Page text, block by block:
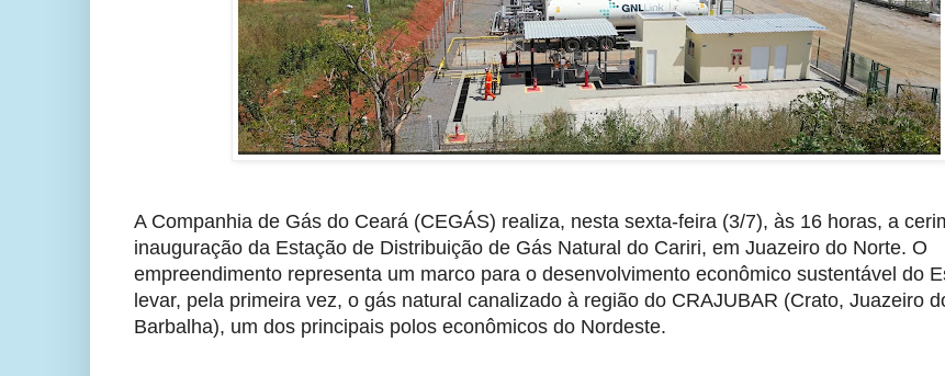
A Companhia de Gás do Ceará (CEGÁS) realiza, nesta sexta-feira (3/7), às 16 horas, a
inauguração da Estação de Distribuição de Gás Natural do Cariri, em Juazeiro do Norte. O
empreendimento representa um marco para o desenvolvimento econômico sustentável do
levar, pela primeira vez, o gás natural canalizado à região do CRAJUBAR (Crato, Juazeiro
Barbalha), um dos principais polos econômicos do Nordeste.